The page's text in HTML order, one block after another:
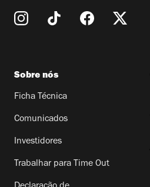
Sobre nós
Ficha Técnica
Comunicados
Investidores
Trabalhar para Time Out